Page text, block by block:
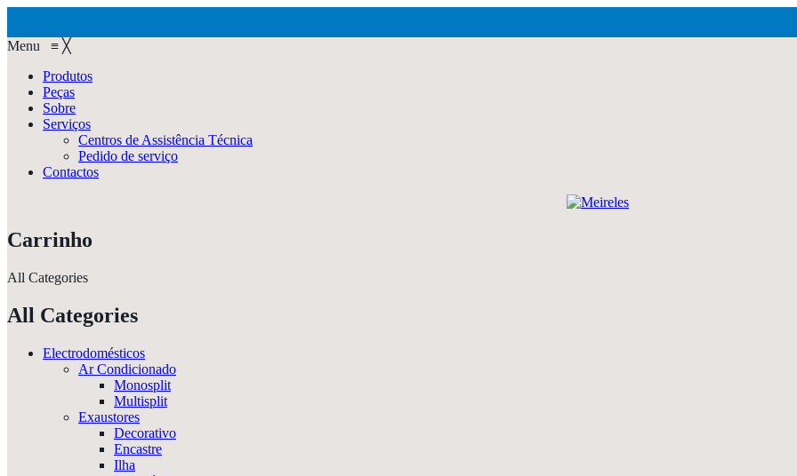
Menu ≡ ╳
Produtos
Peças
Sobre
Serviços
Centros de Assistência Técnica
Pedido de serviço
Contactos
Carrinho
All Categories
All Categories
Electrodomésticos
Ar Condicionado
Monosplit
Multisplit
Exaustores
Decorativo
Encastre
Ilha